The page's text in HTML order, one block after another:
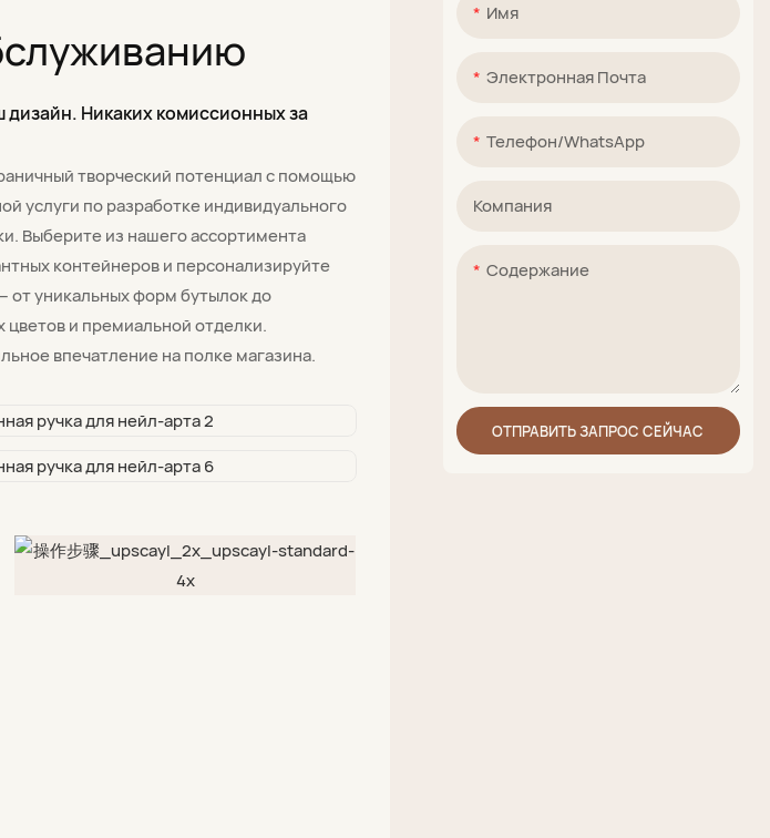
Никаких комиссионных за
творческий потенциал с помощью
услуги по разработке индивидуального
Выберите из нашего ассортимента
контейнеров и персонализируйте
от уникальных форм бутылок до
цветов и премиальной отделки.
впечатление на полке магазина.
Имя
Электронная Почта
Телефон/WhatsApp
Компания
Содержание
ОТПРАВИТЬ ЗАПРОС СЕЙЧАС